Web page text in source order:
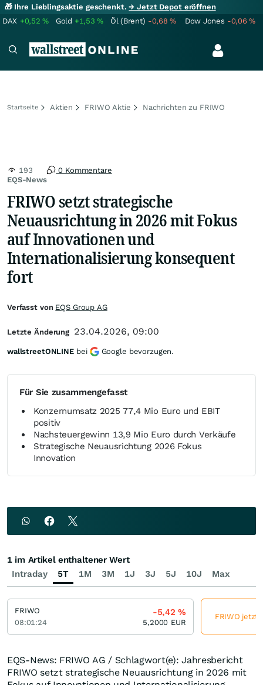
🎁 Ihre Lieblingsaktie geschenkt.→ Jetzt Depot eröffnen
DAX +0,52% Gold +1,53% Öl (Brent) -0,68% Dow Jones -0,06%
Startseite Aktien FRIWO Aktie Nachrichten zu FRIWO
EQS-News
193 0 Kommentare
FRIWO setzt strategische
Neuausrichtung in 2026 mit Fokus
auf Innovationen und
Internationalisierung konsequent
fort
Für Sie zusammengefasst
Konzernumsatz 2025 77,4 Mio Euro und EBIT
positiv
Nachsteuergewinn 13,9 Mio Euro durch Verkäufe
Strategische Neuausrichtung 2026 Fokus
Innovation
EQS-News: FRIWO AG / Schlagwort(e): Jahresbericht
FRIWO setzt strategische Neuausrichtung in 2026 mit
Verfasst von EQS Group AG
Letzte Änderung 23.04.2026, 09:00
wallstreetONLINE bei Google bevorzugen.
Intraday 5T 1M 3M 1J 3J 5J 10J Max
1 im Artikel enthaltener Wert
FRIWO
08:01:24
-5,42%
5,2000 EUR
FRIWO jetzt